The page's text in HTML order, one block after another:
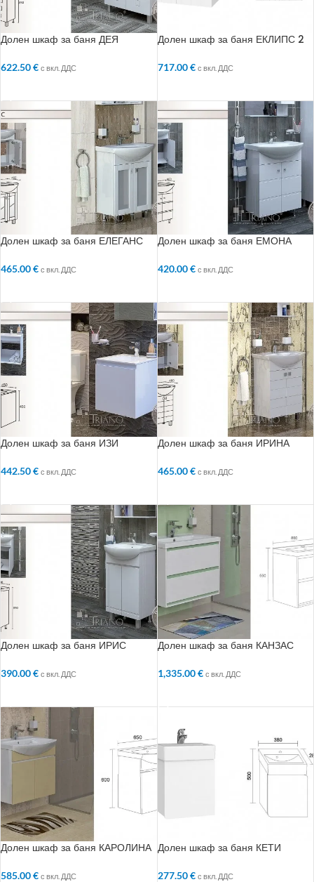
Долен шкаф за баня ДЕЯ
622.50€ с вкл. ДДС
Долен шкаф за баня ЕКЛИПС 2
717.00€ с вкл. ДДС
Долен шкаф за баня ЕЛЕГАНС
465.00€ с вкл. ДДС
Долен шкаф за баня ЕМОНА
420.00€ с вкл. ДДС
Долен шкаф за баня ИЗИ
442.50€ с вкл. ДДС
Долен шкаф за баня ИРИНА
465.00€ с вкл. ДДС
Долен шкаф за баня ИРИС
390.00€ с вкл. ДДС
Долен шкаф за баня КАНЗАС
1,335.00€ с вкл. ДДС
Долен шкаф за баня КАРОЛИНА
585.00€ с вкл. ДДС
Долен шкаф за баня КЕТИ
277.50€ с вкл. ДДС